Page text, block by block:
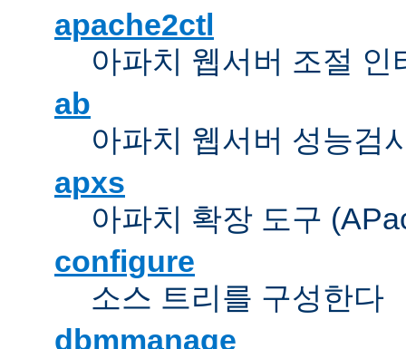
apache2ctl
아파치 웹서버 조절 인
ab
아파치 웹서버 성능검
apxs
아파치 확장 도구
configure
소스 트리를 구성한다
dbmmanage